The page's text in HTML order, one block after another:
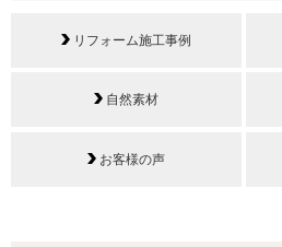
リフォーム施工事例
自然素材
お客様の声